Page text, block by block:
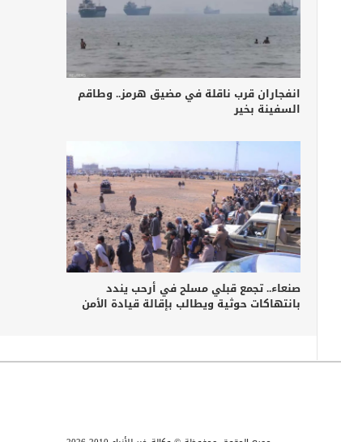
انفجاران قرب ناقلة في مضيق هرمز.. وطاقم
السفينة بخير
صنعاء.. تجمع قبلي مسلح في أرحب يندد
بانتهاكات حوثية ويطالب بإقالة قيادة الأمن